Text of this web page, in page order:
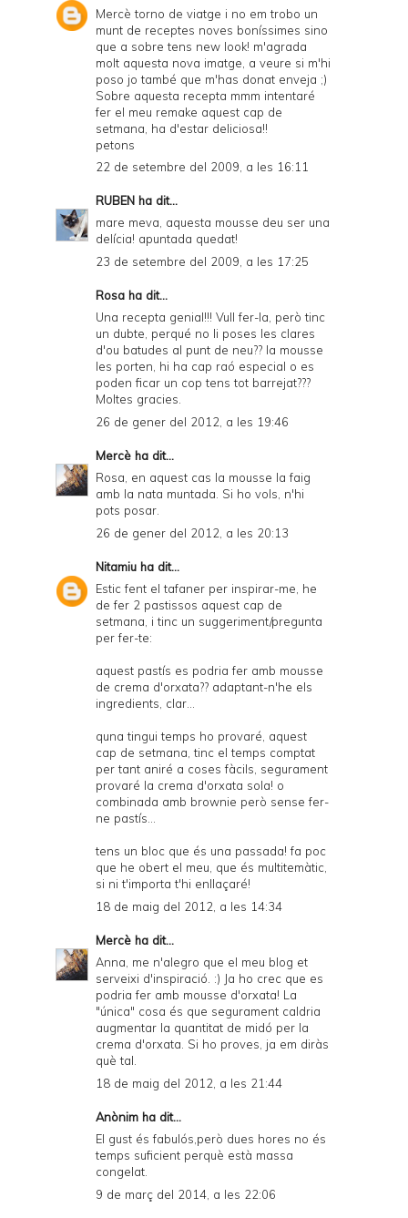
Mercè torno de viatge i no em trobo un
munt de receptes noves boníssimes sino
que a sobre tens new look! m'agrada
molt aquesta nova imatge, a veure si m'hi
poso jo també que m'has donat enveja ;)
Sobre aquesta recepta mmm intentaré
fer el meu remake aquest cap de
setmana, ha d'estar deliciosa!!
petons
22 de setembre del 2009, a les 16:11
RUBEN ha dit...
mare meva, aquesta mousse deu ser una
delícia! apuntada quedat!
23 de setembre del 2009, a les 17:25
Rosa ha dit...
Una recepta genial!!! Vull fer-la, però tinc
un dubte, perqué no li poses les clares
d'ou batudes al punt de neu?? la mousse
les porten, hi ha cap raó especial o es
poden ficar un cop tens tot barrejat???
Moltes gracies.
26 de gener del 2012, a les 19:46
Mercè ha dit...
Rosa, en aquest cas la mousse la faig
amb la nata muntada. Si ho vols, n'hi
pots posar.
26 de gener del 2012, a les 20:13
Nitamiu ha dit...
Estic fent el tafaner per inspirar-me, he
de fer 2 pastissos aquest cap de
setmana, i tinc un suggeriment/pregunta
per fer-te:
aquest pastís es podria fer amb mousse
de crema d'orxata?? adaptant-n'he els
ingredients, clar...
quna tingui temps ho provaré, aquest
cap de setmana, tinc el temps comptat
per tant aniré a coses fàcils, segurament
provaré la crema d'orxata sola! o
combinada amb brownie però sense fer-
ne pastís...
tens un bloc que és una passada! fa poc
que he obert el meu, que és multitemàtic,
si ni t'importa t'hi enllaçaré!
18 de maig del 2012, a les 14:34
Mercè ha dit...
Anna, me n'alegro que el meu blog et
serveixi d'inspiració. :) Ja ho crec que es
podria fer amb mousse d'orxata! La
"única" cosa és que segurament caldria
augmentar la quantitat de midó per la
crema d'orxata. Si ho proves, ja em diràs
què tal.
18 de maig del 2012, a les 21:44
Anònim ha dit...
El gust és fabulós,però dues hores no és
temps suficient perquè està massa
congelat.
9 de març del 2014, a les 22:06